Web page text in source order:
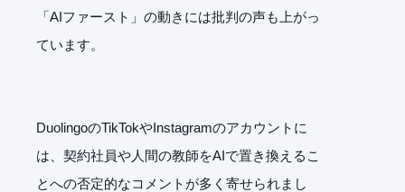
「AIファースト」の動きには批判の声も上がっ
ています。
DuolingoのTikTokやInstagramのアカウントに
は、契約社員や人間の教師をAIで置き換えるこ
とへの否定的なコメントが多く寄せられまし